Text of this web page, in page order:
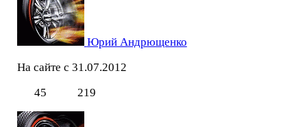
Юрий Андрющенко
На сайте с 31.07.2012
45
219